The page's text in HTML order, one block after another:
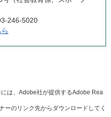
246-5020
は、Adobe社が提供するAdobe Rea
のリンク先からダウンロードしてく